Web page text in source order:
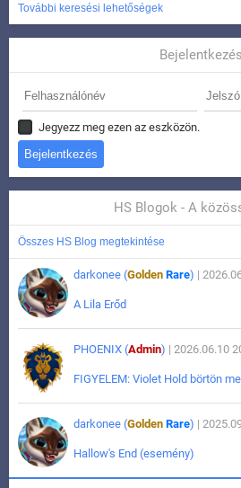
További keresési lehetőségek
Bejelentkezés
Jegyezz meg ezen az eszközön.
HS Blogok - A
Összes HS Blog megtekintése
darkonee (Golden Rare) |
A Lila Erőd
PHOENIX (Admin) | 2026.06.10
FIGYELEM: Violet Hold börtön
darkonee (Golden Rare) |
Hallow's End (esemény)